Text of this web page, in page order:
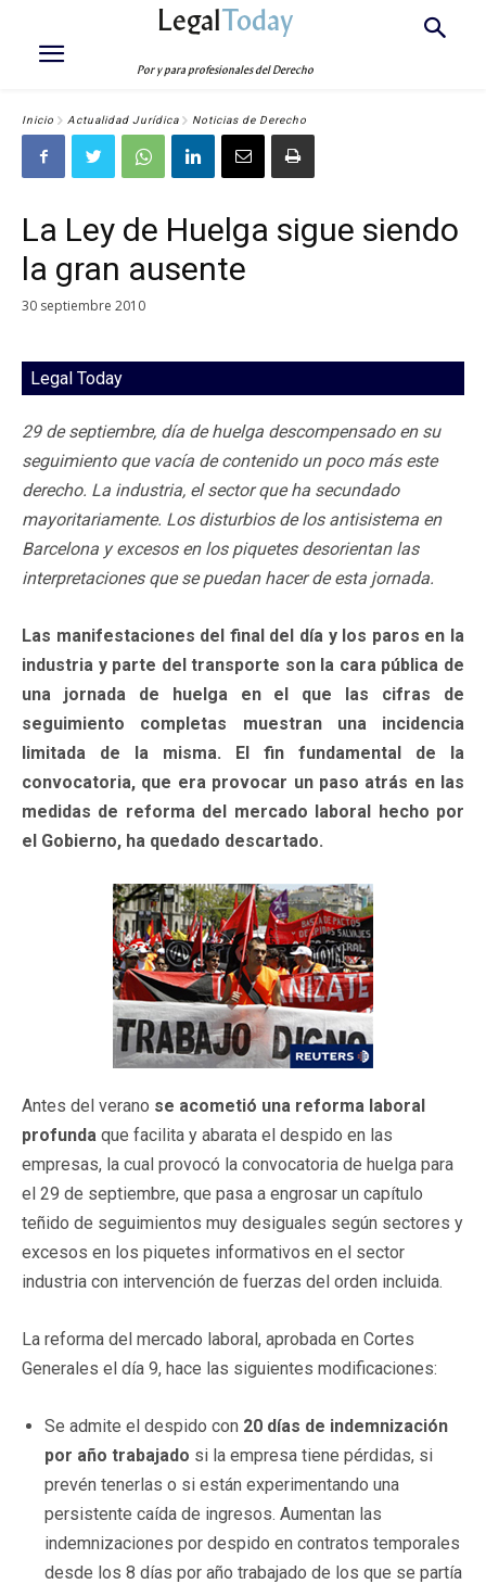
LegalToday
Por y para profesionales del Derecho
Inicio Actualidad Jurídica Noticias de Derecho
La Ley de Huelga sigue siendo
la gran ausente
30 septiembre 2010
Legal Today
29 de septiembre, día de huelga descompensado en su
seguimiento que vacía de contenido un poco más este
derecho. La industria, el sector que ha secundado
mayoritariamente. Los disturbios de los antisistema en
Barcelona y excesos en los piquetes desorientan las
interpretaciones que se puedan hacer de esta jornada.
Las manifestaciones del final del día y los paros en la
industria y parte del transporte son la cara pública de
una jornada de huelga en el que las cifras de
seguimiento completas muestran una incidencia
limitada de la misma. El fin fundamental de la
convocatoria, que era provocar un paso atrás en las
medidas de reforma del mercado laboral hecho por
el Gobierno, ha quedado descartado.
Antes del verano se acometió una reforma laboral
profunda que facilita y abarata el despido en las
empresas, la cual provocó la convocatoria de huelga para
el 29 de septiembre, que pasa a engrosar un capítulo
teñido de seguimientos muy desiguales según sectores y
excesos en los piquetes informativos en el sector
industria con intervención de fuerzas del orden incluida.
La reforma del mercado laboral, aprobada en Cortes
Generales el día 9, hace las siguientes modificaciones:
Se admite el despido con 20 días de indemnización
por año trabajado si la empresa tiene pérdidas, si
prevén tenerlas o si están experimentando una
persistente caída de ingresos. Aumentan las
indemnizaciones por despido en contratos temporales
desde los 8 días por año trabajado de los que se partía